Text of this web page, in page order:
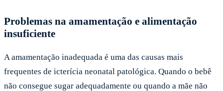
Problemas na amamentação e alimentação
insuficiente
A amamentação inadequada é uma das causas mais
frequentes de icterícia neonatal patológica. Quando o bebê
não consegue sugar adequadamente ou quando a mãe não